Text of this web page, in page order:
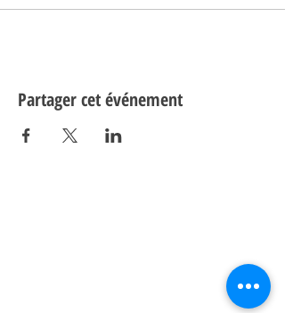
Partager cet événement